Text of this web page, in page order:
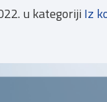
u kategoriji Iz